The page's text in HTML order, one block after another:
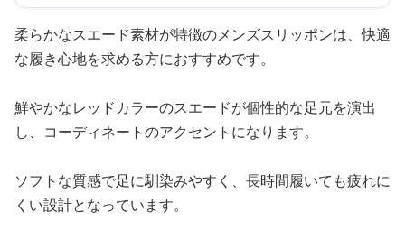
柔らかなスエード素材が特徴のメンズスリッポンは、快適
な履き心地を求める方におすすめです。
鮮やかなレッドカラーのスエードが個性的な足元を演出
し、コーディネートのアクセントになります。
ソフトな質感で足に馴染みやすく、長時間履いても疲れに
くい設計となっています。